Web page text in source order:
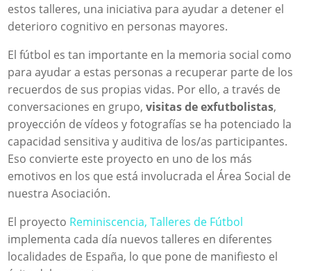
estos talleres, una iniciativa para ayudar a detener el
deterioro cognitivo en personas mayores.
El fútbol es tan importante en la memoria social como
para ayudar a estas personas a recuperar parte de los
recuerdos de sus propias vidas. Por ello, a través de
conversaciones en grupo,visitas de exfutbolistas,
proyección de vídeos y fotografías se ha potenciado la
capacidad sensitiva y auditiva de los/as participantes.
Eso convierte este proyecto en uno de los más
emotivos en los que está involucrada el Área Social de
nuestra Asociación.
El proyecto Reminiscencia, Talleres de Fútbol
implementa cada día nuevos talleres en diferentes
localidades de España, lo que pone de manifiesto el